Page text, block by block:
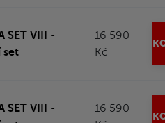
SET VIII -
set
16 590
Kč
SET VIII -
16 590